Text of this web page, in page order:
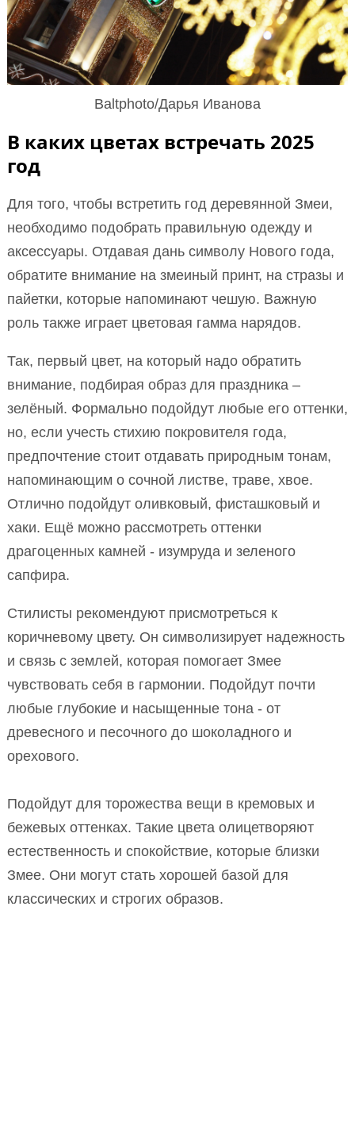
Baltphoto/Дарья Иванова
В каких цветах встречать 2025
год
Для того, чтобы встретить год деревянной Змеи,
необходимо подобрать правильную одежду и
аксессуары. Отдавая дань символу Нового года,
обратите внимание на змеиный принт, на стразы и
пайетки, которые напоминают чешую. Важную
роль также играет цветовая гамма нарядов.
Так, первый цвет, на который надо обратить
внимание, подбирая образ для праздника –
зелёный. Формально подойдут любые его оттенки,
но, если учесть стихию покровителя года,
предпочтение стоит отдавать природным тонам,
напоминающим о сочной листве, траве, хвое.
Отлично подойдут оливковый, фисташковый и
хаки. Ещё можно рассмотреть оттенки
драгоценных камней - изумруда и зеленого
сапфира.
Стилисты рекомендуют присмотреться к
коричневому цвету. Он символизирует надежность
и связь с землей, которая помогает Змее
чувствовать себя в гармонии. Подойдут почти
любые глубокие и насыщенные тона - от
древесного и песочного до шоколадного и
орехового.
Подойдут для торожества вещи в кремовых и
бежевых оттенках. Такие цвета олицетворяют
естественность и спокойствие, которые близки
Змее. Они могут стать хорошей базой для
классических и строгих образов.